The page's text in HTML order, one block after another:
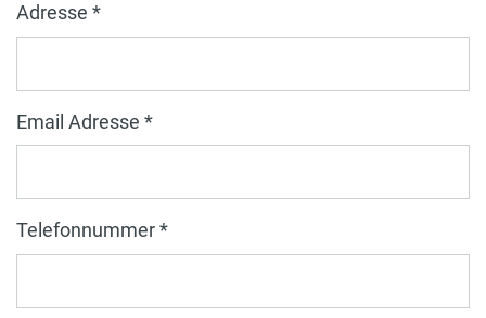
Adresse *
Email Adresse *
Telefonnummer *